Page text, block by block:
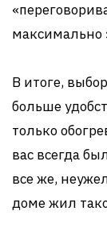
В итоге,
больше
только
вас всегда
все же,
доме жил